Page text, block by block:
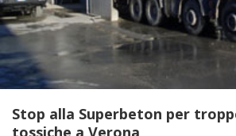
Stop alla Superbeton per
tossiche a Verona